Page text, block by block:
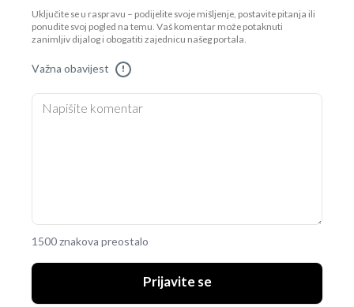
Uključite se u raspravu – podijelite svoje mišljenje, postavite pitanja ili
ponudite svoj pogled na temu. Vaš komentar može potaknuti
zanimljiv dijalog i obogatiti zajednicu našeg portala.
Važna obavijest !
1500 znakova preostalo
Prijavite se